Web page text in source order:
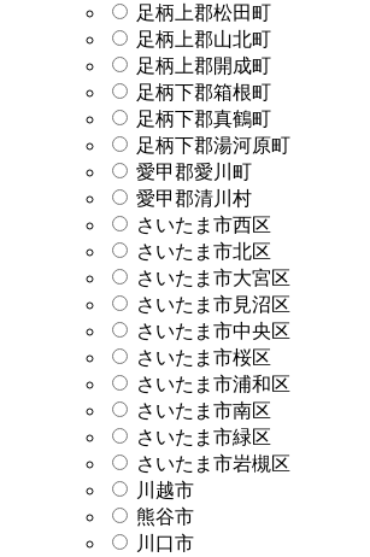
足柄上郡松田町
足柄上郡山北町
足柄上郡開成町
足柄下郡箱根町
足柄下郡真鶴町
足柄下郡湯河原町
愛甲郡愛川町
愛甲郡清川村
さいたま市西区
さいたま市北区
さいたま市大宮区
さいたま市見沼区
さいたま市中央区
さいたま市桜区
さいたま市浦和区
さいたま市南区
さいたま市緑区
さいたま市岩槻区
川越市
熊谷市
川口市